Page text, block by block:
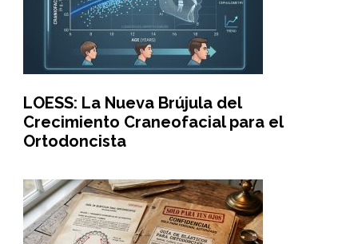
LOESS: La Nueva Brújula del
Crecimiento Craneofacial para el
Ortodoncista